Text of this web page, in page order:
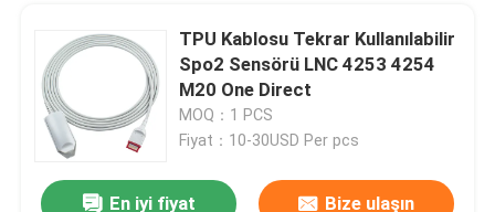
TPU Kablosu Tekrar Kullanılabilir
Spo2 Sensörü LNC 4253 4254
M20 One Direct
MOQ：1 PCS
Fiyat：10-30USD Per pcs
En iyi fiyat Bize ulaşın